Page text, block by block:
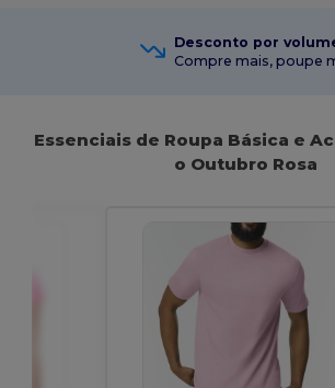
Desconto por
Compre mais, poupe
Essenciais de Roupa Básica e
o Outubro Rosa